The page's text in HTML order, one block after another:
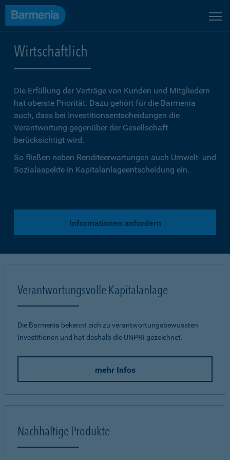
Wirtschaftlich
Die Erfüllung der Verträge von Kunden und Mitgliedern
hat oberste Priorität. Dazu gehört für die Barmenia
auch, dass bei Investitionsentscheidungen die
Verantwortung gegenüber der Gesellschaft
berücksichtigt wird.
So fließen neben Renditeerwartungen auch Umwelt- und
Sozialaspekte in Kapitalanlageentscheidung ein.
Informationen anfordern
Verantwortungsvolle Kapitalanlage
Die Barmenia bekennt sich zu verantwortungsbewussten
Investitionen und hat deshalb die UNPRI gezeichnet.
mehr Infos
Nachhaltige Produkte